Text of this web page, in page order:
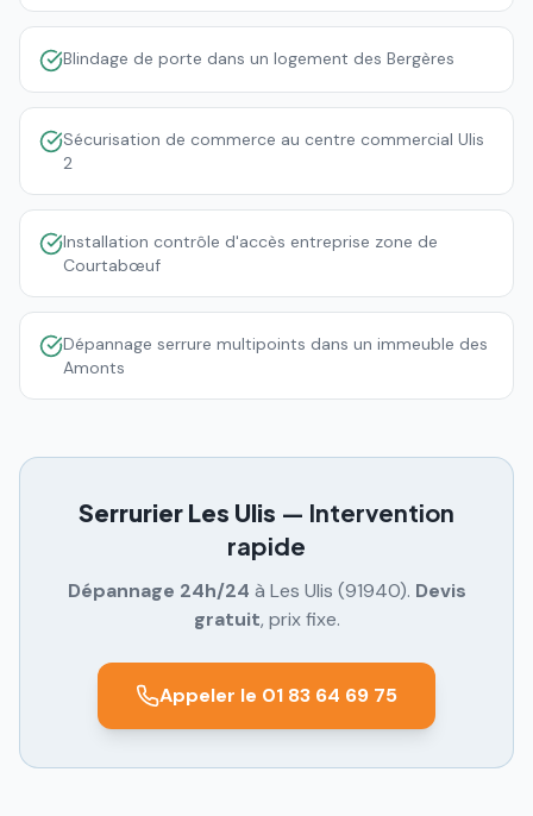
Blindage de porte dans un logement des Bergères
Sécurisation de commerce au centre commercial Ulis
2
Installation contrôle d'accès entreprise zone de
Courtabœuf
Dépannage serrure multipoints dans un immeuble des
Amonts
Serrurier Les Ulis — Intervention
rapide
Dépannage 24h/24 à Les Ulis (91940). Devis
gratuit, prix fixe.
Appeler le 01 83 64 69 75